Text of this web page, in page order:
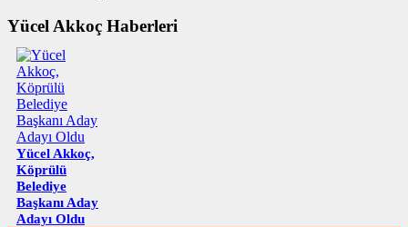
Yücel Akkoç Haberleri
Yücel Akkoç,
Köprülü
Belediye
Başkanı Aday
Adayı Oldu